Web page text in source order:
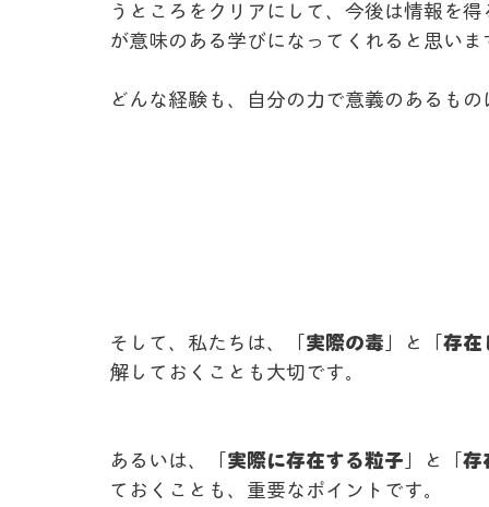
うところをクリアにして、今後は情報を
が意味のある学びになってくれると思いま
どんな経験も、自分の力で意義のあるも
そして、私たちは、 「実際の毒」 と
「存
解しておくことも大切です。
あるいは、 「実際に存在する粒子」 と
「
ておくことも、重要なポイントです。